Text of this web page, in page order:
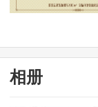
相册